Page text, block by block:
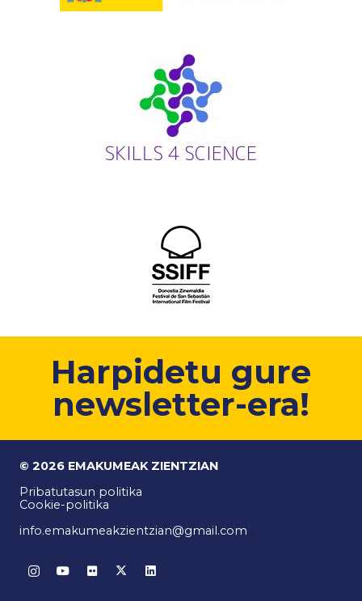
Harpidetu gure
newsletter-era!
© 2026 EMAKUMEAK ZIENTZIAN
Pribatutasun politika
Cookie-politika
info.emakumeakzientzian@gmail.com